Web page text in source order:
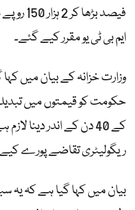
ایم بی ٹی یو مقرر کیے گئے۔
وزارت خزانہ کے بیان میں
حکومت کو قیمتوں میں
کے 40 دن کے اندر دینا
ریگولیٹری تقاضے پورے
بیان میں کہا گیا ہے کہ یہ